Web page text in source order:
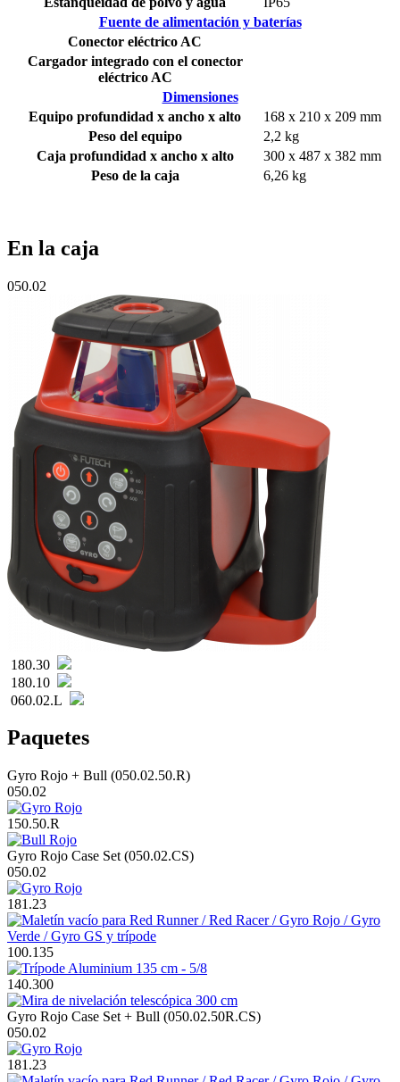
Fuente de alimentación y baterías
Conector eléctrico AC
Cargador integrado con el conector
eléctrico AC
Dimensiones
Equipo profundidad x ancho x alto
168 x 210 x 209 mm
Peso del equipo
2,2 kg
Caja profundidad x ancho x alto
300 x 487 x 382 mm
Peso de la caja
6,26 kg
En la caja
050.02
180.30
180.10
060.02.L
Paquetes
Gyro Rojo + Bull (050.02.50.R)
050.02
150.50.R
Gyro Rojo Case Set (050.02.CS)
050.02
181.23
100.135
140.300
Gyro Rojo Case Set + Bull (050.02.50R.CS)
050.02
181.23